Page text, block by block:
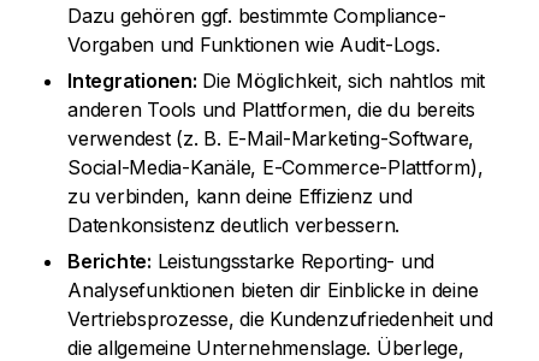
Dazu gehören ggf. bestimmte Compliance-
Vorgaben und Funktionen wie Audit-Logs.
Integrationen: Die Möglichkeit, sich nahtlos mit
anderen Tools und Plattformen, die du bereits
verwendest (z. B. E-Mail-Marketing-Software,
Social-Media-Kanäle, E-Commerce-Plattform),
zu verbinden, kann deine Effizienz und
Datenkonsistenz deutlich verbessern.
Berichte: Leistungsstarke Reporting- und
Analysefunktionen bieten dir Einblicke in deine
Vertriebsprozesse, die Kundenzufriedenheit und
die allgemeine Unternehmenslage. Überlege,